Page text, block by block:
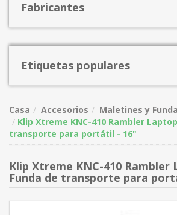
Fabricantes
Etiquetas populares
Casa Accesorios
Maletines y
Klip Xtreme KNC-410 Rambler
transporte para portátil - 16"
Klip Xtreme KNC-410 Rambler
Funda de transporte para